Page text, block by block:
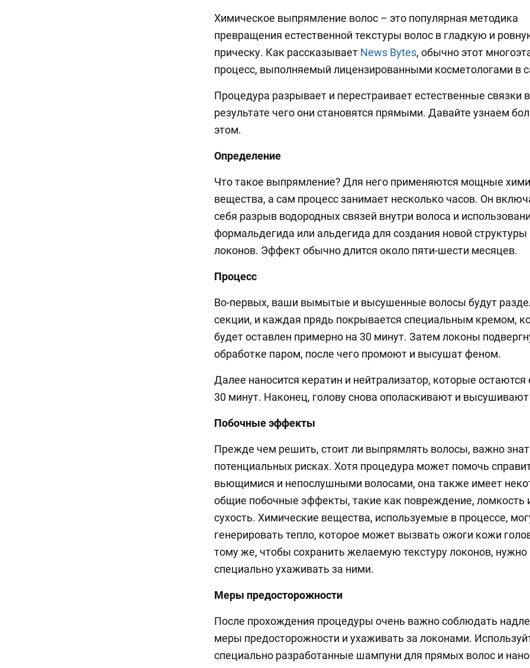
Химическое выпрямление волос – это популярная методика
превращения естественной текстуры волос в гладкую и
прическу. Как рассказывает News Bytes, обычно этот
процесс, выполняемый лицензированными косметологами в
Процедура разрывает и перестраивает естественные связки
результате чего они становятся прямыми. Давайте узнаем
этом.
Определение
Что такое выпрямление? Для него применяются мощные
вещества, а сам процесс занимает несколько часов. Он
себя разрыв водородных связей внутри волоса и
формальдегида или альдегида для создания новой структуры
локонов. Эффект обычно длится около пяти-шести месяцев.
Процесс
Во-первых, ваши вымытые и высушенные волосы будут
секции, и каждая прядь покрывается специальным кремом,
будет оставлен примерно на 30 минут. Затем локоны
обработке паром, после чего промоют и высушат феном.
Далее наносится кератин и нейтрализатор, которые
30 минут. Наконец, голову снова ополаскивают и
Побочные эффекты
Прежде чем решить, стоит ли выпрямлять волосы, важно
потенциальных рисках. Хотя процедура может помочь
вьющимися и непослушными волосами, она также имеет
общие побочные эффекты, такие как повреждение, ломкость
сухость. Химические вещества, используемые в процессе,
генерировать тепло, которое может вызвать ожоги кожи
тому же, чтобы сохранить желаемую текстуру локонов, нужно
специально ухаживать за ними.
Меры предосторожности
После прохождения процедуры очень важно соблюдать
меры предосторожности и ухаживать за локонами.
специально разработанные шампуни для прямых волос и